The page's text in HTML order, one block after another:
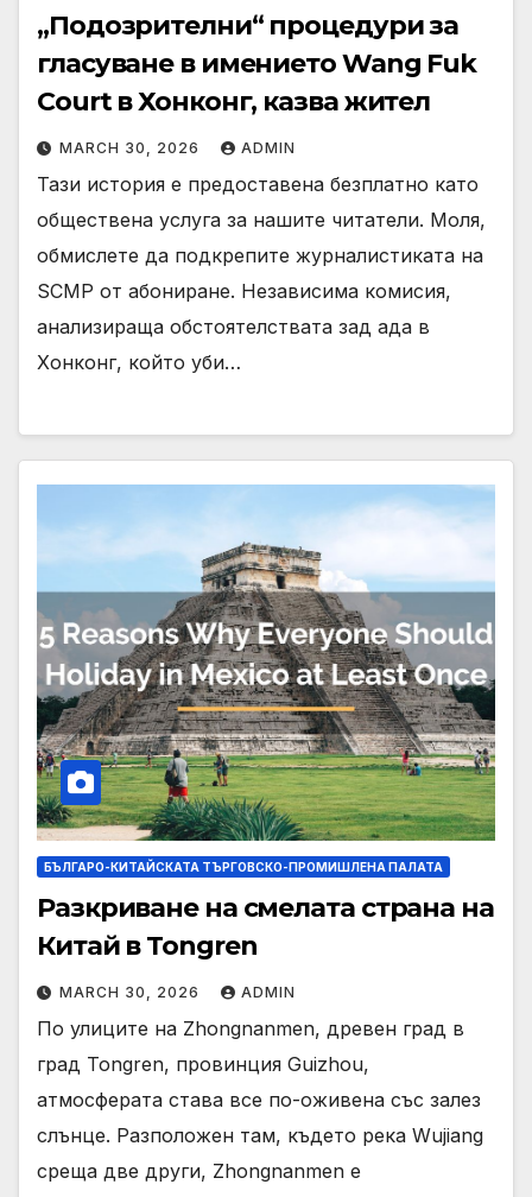
„Подозрителни“ процедури за
гласуване в имението Wang Fuk
Court в Хонконг, казва жител
MARCH 30, 2026 ADMIN
Тази история е предоставена безплатно като
обществена услуга за нашите читатели. Моля,
обмислете да подкрепите журналистиката на
SCMP от абониране. Независима комисия,
анализираща обстоятелствата зад ада в
Хонконг, който уби…
БЪЛГАРО-КИТАЙСКАТА ТЪРГОВСКО-ПРОМИШЛЕНА ПАЛАТА
Разкриване на смелата страна на
Китай в Tongren
MARCH 30, 2026 ADMIN
По улиците на Zhongnanmen, древен град в
град Tongren, провинция Guizhou,
атмосферата става все по-оживена със залез
слънце. Разположен там, където река Wujiang
среща две други, Zhongnanmen е